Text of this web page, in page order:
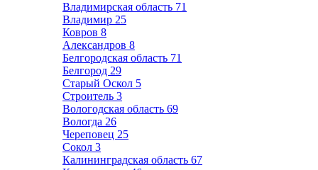
Владимирская область 71
Владимир 25
Ковров 8
Александров 8
Белгородская область 71
Белгород 29
Старый Оскол 5
Строитель 3
Вологодская область 69
Вологда 26
Череповец 25
Сокол 3
Калининградская область 67